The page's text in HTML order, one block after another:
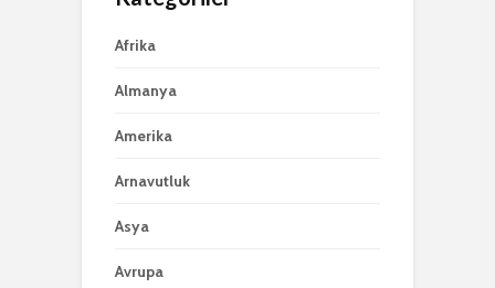
Afrika
Almanya
Amerika
Arnavutluk
Asya
Avrupa